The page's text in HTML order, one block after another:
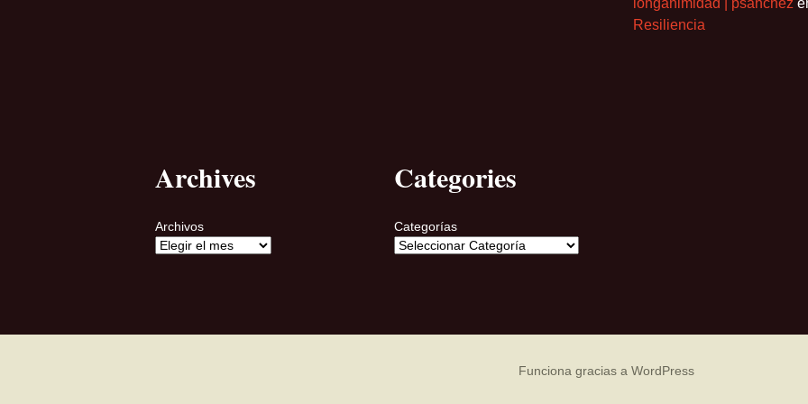
longanimidad | psanchez
Resiliencia
Archives
Archivos
Categories
Categorías
Funciona gracias a WordPress